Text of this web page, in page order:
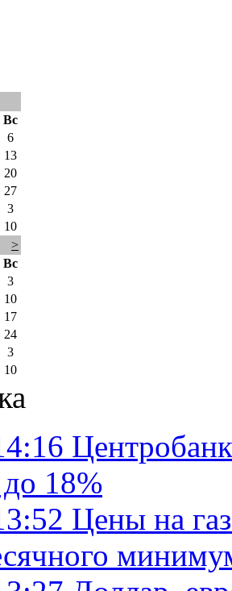
Вс
6
13
20
27
3
10
>
Вс
3
10
17
24
3
10
до 18%
Цены на